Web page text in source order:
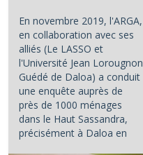
En novembre 2019, l'ARGA,
en collaboration avec ses
alliés (Le LASSO et
l'Université Jean Lorougnon
Guédé de Daloa) a conduit
une enquête auprès de
près de 1000 ménages
dans le Haut Sassandra,
précisément à Daloa en